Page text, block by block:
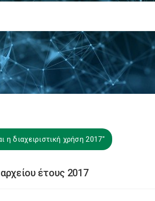
η διαχειριστική χρήση 2017"
έτους 2017